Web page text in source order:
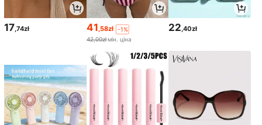
17,74zł 41,58zł
-1%
42,00złмін. ціна
22,40zł